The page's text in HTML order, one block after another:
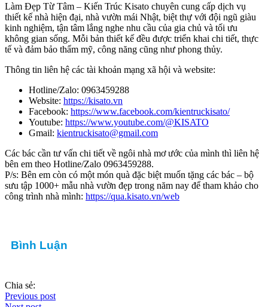
Làm Đẹp Từ Tâm – Kiến Trúc Kisato chuyên cung cấp dịch vụ
thiết kế nhà hiện đại, nhà vườn mái Nhật, biệt thự với đội ngũ giàu
kinh nghiệm, tận tâm lắng nghe nhu cầu của gia chủ và tối ưu
không gian sống. Mỗi bản thiết kế đều được triển khai chi tiết, thực
tế và đảm bảo thẩm mỹ, công năng cũng như phong thủy.
Thông tin liên hệ các tài khoản mạng xã hội và website:
Hotline/Zalo: 0963459288
Website: https://kisato.vn
Facebook: https://www.facebook.com/kientruckisato/
Youtube: https://www.youtube.com/@KISATO
Gmail: kientruckisato@gmail.com
Các bác cần tư vấn chi tiết về ngôi nhà mơ ước của mình thì liên hệ
bên em theo Hotline/Zalo 0963459288.
P/s: Bên em còn có một món quà đặc biệt muốn tặng các bác – bộ
sưu tập 1000+ mẫu nhà vườn đẹp trong năm nay để tham khảo cho
công trình nhà mình: https://qua.kisato.vn/web
Bình Luận
Chia sẻ:
Previous post